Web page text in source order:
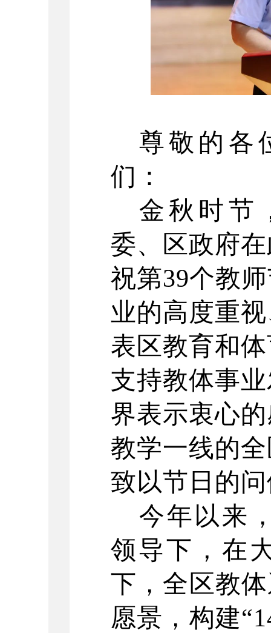
尊敬的各
们：
金秋时节
委、区政府
祝第39个教
业的高度重
表区教育和
支持教体事
界表示衷心
教学一线的
致以节日的
今年以来
领导下，在
下，全区教
愿景，构建